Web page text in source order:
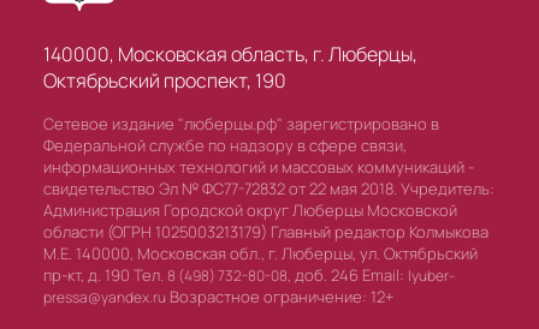
140000, Московская область, г. Люберцы,
Октябрьский проспект, 190
Сетевое издание "люберцы.рф" зарегистрировано в
Федеральной службе по надзору в сфере связи,
информационных технологий и массовых коммуникаций -
свидетельство Эл № ФС77-72832 от 22 мая 2018. Учредитель:
Администрация Городской округ Люберцы Московской
области (ОГРН 1025003213179) Главный редактор Колмыкова
М.Е. 140000, Московская обл., г. Люберцы, ул. Октябрьский
пр-кт, д. 190 Тел. 8 (498) 732-80-08, доб. 246 Email: lyuber-
pressa@yandex.ru Возрастное ограничение: 12+